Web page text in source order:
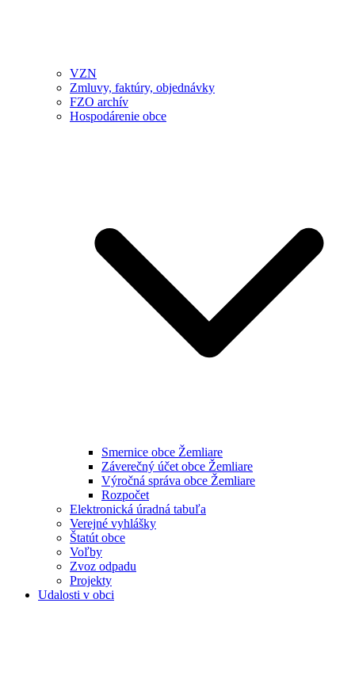
VZN
Zmluvy, faktúry, objednávky
FZO archív
Hospodárenie obce
Smernice obce Žemliare
Záverečný účet obce Žemliare
Výročná správa obce Žemliare
Rozpočet
Elektronická úradná tabuľa
Verejné vyhlášky
Štatút obce
Voľby
Zvoz odpadu
Projekty
Udalosti v obci